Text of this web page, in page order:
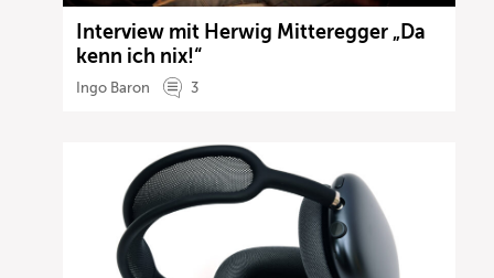
Interview mit Herwig Mitteregger „Da
kenn ich nix!“
Ingo Baron 3